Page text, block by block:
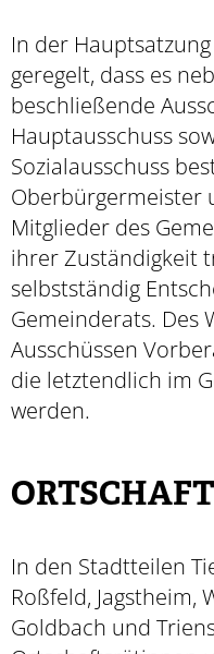
In der
geregelt, dass es
beschließende
Hauptausschuss
Sozialausschuss
Oberbürgermeister
Mitglieder des
ihrer Zuständigkeit
selbstständig
Gemeinderats. Des
Ausschüssen
die letztendlich im
werden.
In den Stadtteilen
Roßfeld, Jagstheim,
Goldbach und